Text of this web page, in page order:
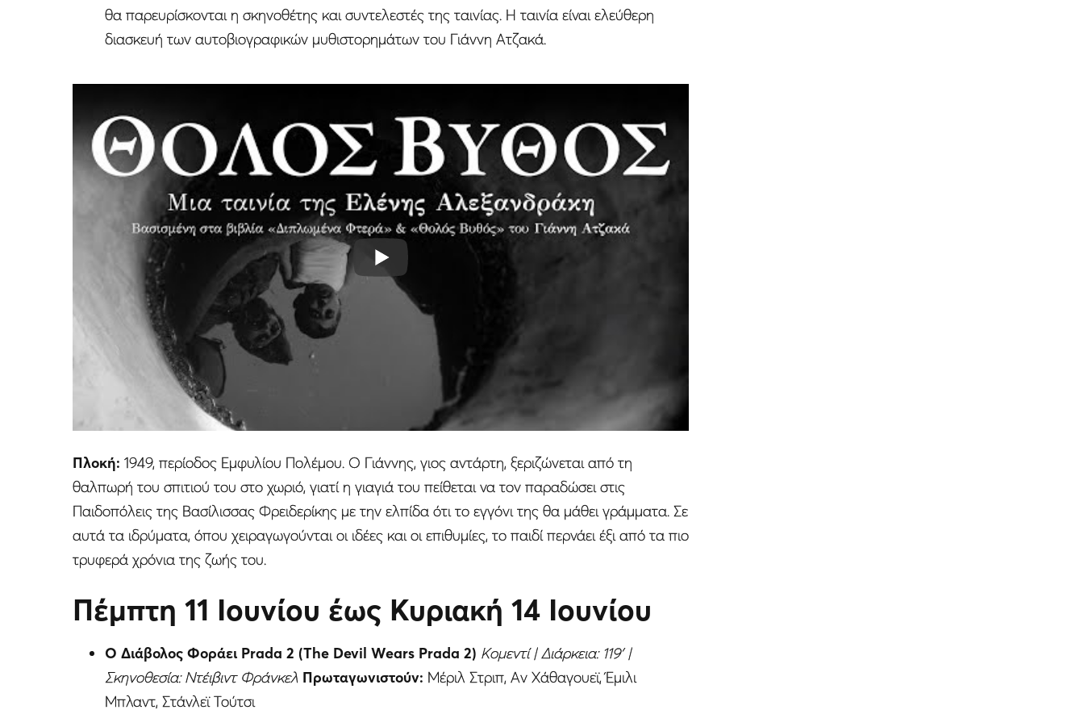
θα παρευρίσκονται η σκηνοθέτης και συντελεστές της ταινίας. Η ταινία είναι ελεύθερη
διασκευή των αυτοβιογραφικών μυθιστορημάτων του Γιάννη Ατζακά.
Πλοκή: 1949, περίοδος Εμφυλίου Πολέμου. Ο Γιάννης, γιος αντάρτη, ξεριζώνεται από τη
θαλπωρή του σπιτιού του στο χωριό, γιατί η γιαγιά του πείθεται να τον παραδώσει στις
Παιδοπόλεις της Βασίλισσας Φρειδερίκης με την ελπίδα ότι το εγγόνι της θα μάθει γράμματα. Σε
αυτά τα ιδρύματα, όπου χειραγωγούνται οι ιδέες και οι επιθυμίες, το παιδί περνάει έξι από τα πιο
τρυφερά χρόνια της ζωής του.
Πέμπτη 11 Ιουνίου έως Κυριακή 14 Ιουνίου
Ο Διάβολος Φοράει Prada 2 (The Devil Wears Prada 2) Κομεντί | Διάρκεια: 119′ |
Σκηνοθεσία: Ντέιβιντ Φράνκελ Πρωταγωνιστούν: Μέριλ Στριπ, Αν Χάθαγουεϊ, Έμιλι
Μπλαντ, Στάνλεϊ Τούτσι